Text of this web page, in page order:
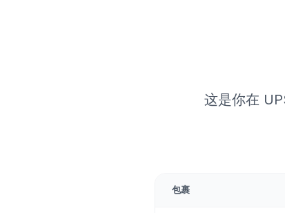
这是你在
包裹